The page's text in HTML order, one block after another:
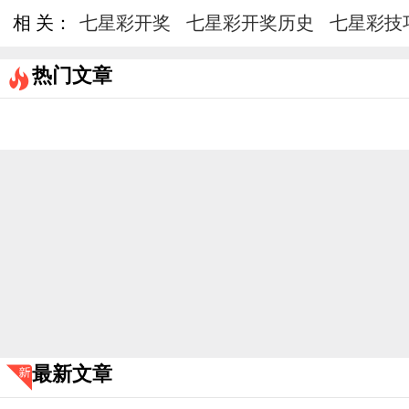
相 关： 七星彩开奖 七星彩开奖历史 七星彩技
热门文章
最新文章